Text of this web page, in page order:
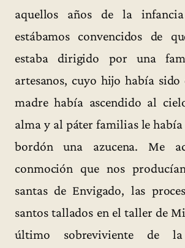
aquellos años de la
estábamos convencidos de
estaba dirigido por una
artesanos, cuyo hijo había
madre había ascendido al
alma y al páter familias le
bordón una azucena. Me
conmoción que nos
santas de Envigado, las
santos tallados en el taller de
último sobreviviente de